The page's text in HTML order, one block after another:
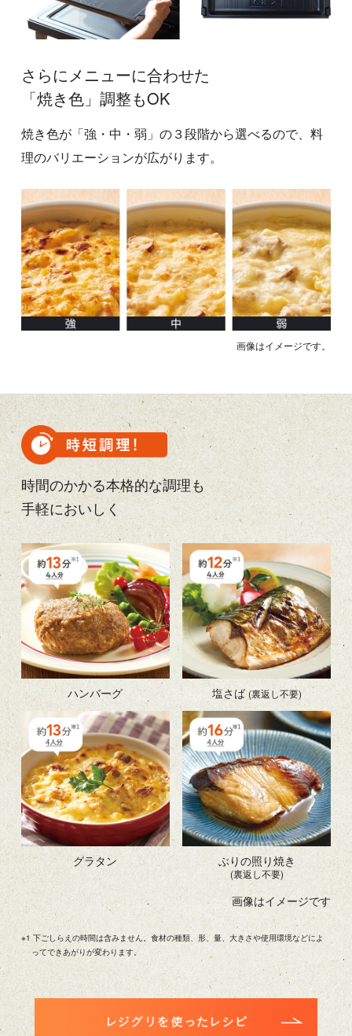
さらにメニューに合わせた
「焼き色」調整もOK
焼き色が「強・中・弱」の３段階から選べるので、料
理のバリエーションが広がります。
時間のかかる本格的な調理も
手軽においしく
ハンバーグ 塩さば (裏返し不要)
グラタン ぶりの照り焼き
(裏返し不要)
※1 下ごしらえの時間は含みません。食材の種類、形、量、大きさや使用環境などによ
ってできあがりが変わります。